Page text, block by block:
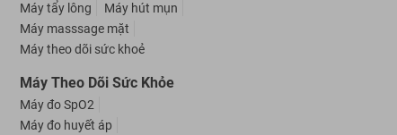
Máy tẩy lông
Máy hút mụn
Máy masssage mặt
Máy theo dõi sức khoẻ
Máy Theo Dõi Sức Khỏe
Máy đo SpO2
Máy đo huyết áp